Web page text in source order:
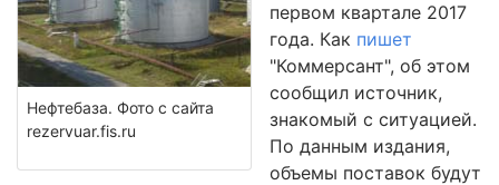
Нефтебаза. Фото с сайта
rezervuar.fis.ru
первом квартале 2017
года. Как пишет
"Коммерсант", об этом
сообщил источник,
знакомый с ситуацией.
По данным издания,
объемы поставок будут